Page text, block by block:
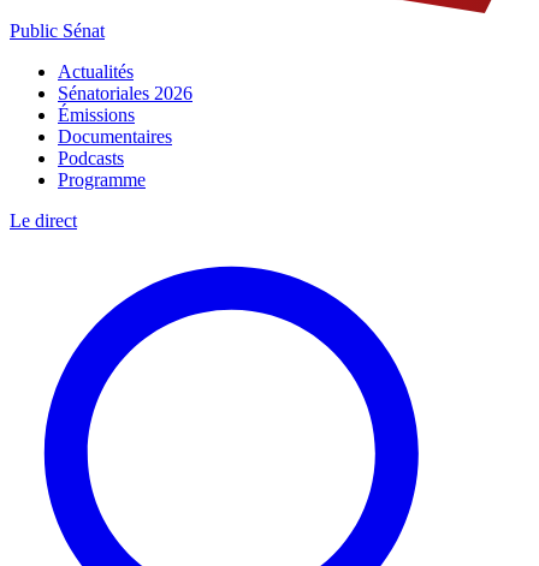
Public Sénat
Actualités
Sénatoriales 2026
Émissions
Documentaires
Podcasts
Programme
Le direct